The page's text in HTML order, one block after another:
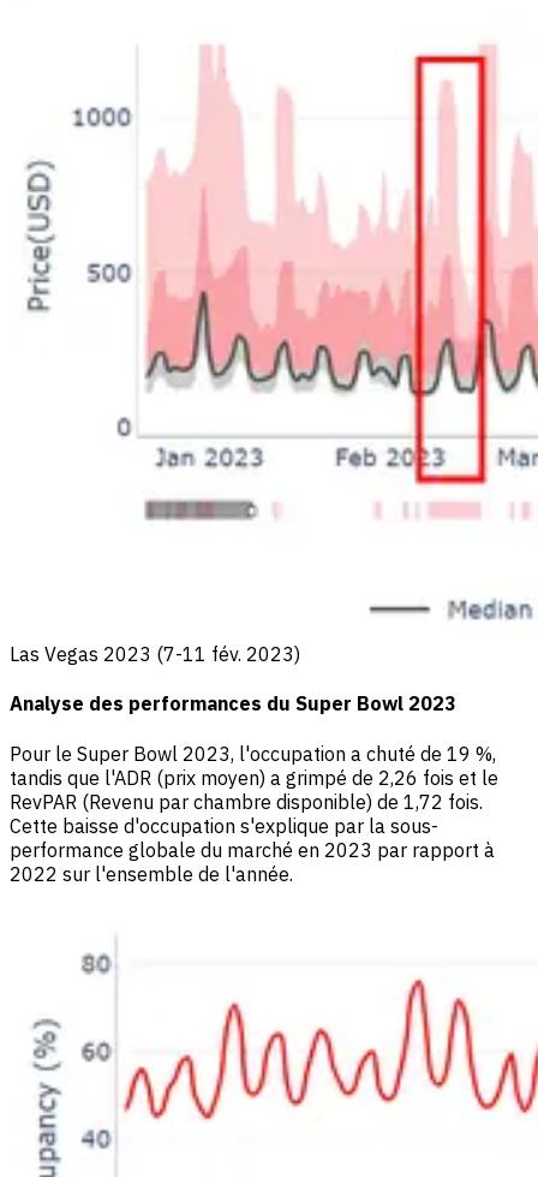
Las Vegas 2023 (7-11 fév. 2023)
Analyse des performances du Super Bowl 2023
Pour le Super Bowl 2023, l'occupation a chuté de 19 %,
tandis que l'ADR (prix moyen) a grimpé de 2,26 fois et le
RevPAR (Revenu par chambre disponible) de 1,72 fois.
Cette baisse d'occupation s'explique par la sous-
performance globale du marché en 2023 par rapport à
2022 sur l'ensemble de l'année.